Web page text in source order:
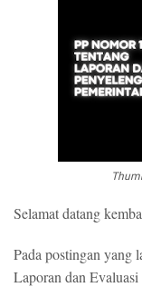
Selamat datang
Pada postingan yang
Laporan dan Evaluasi